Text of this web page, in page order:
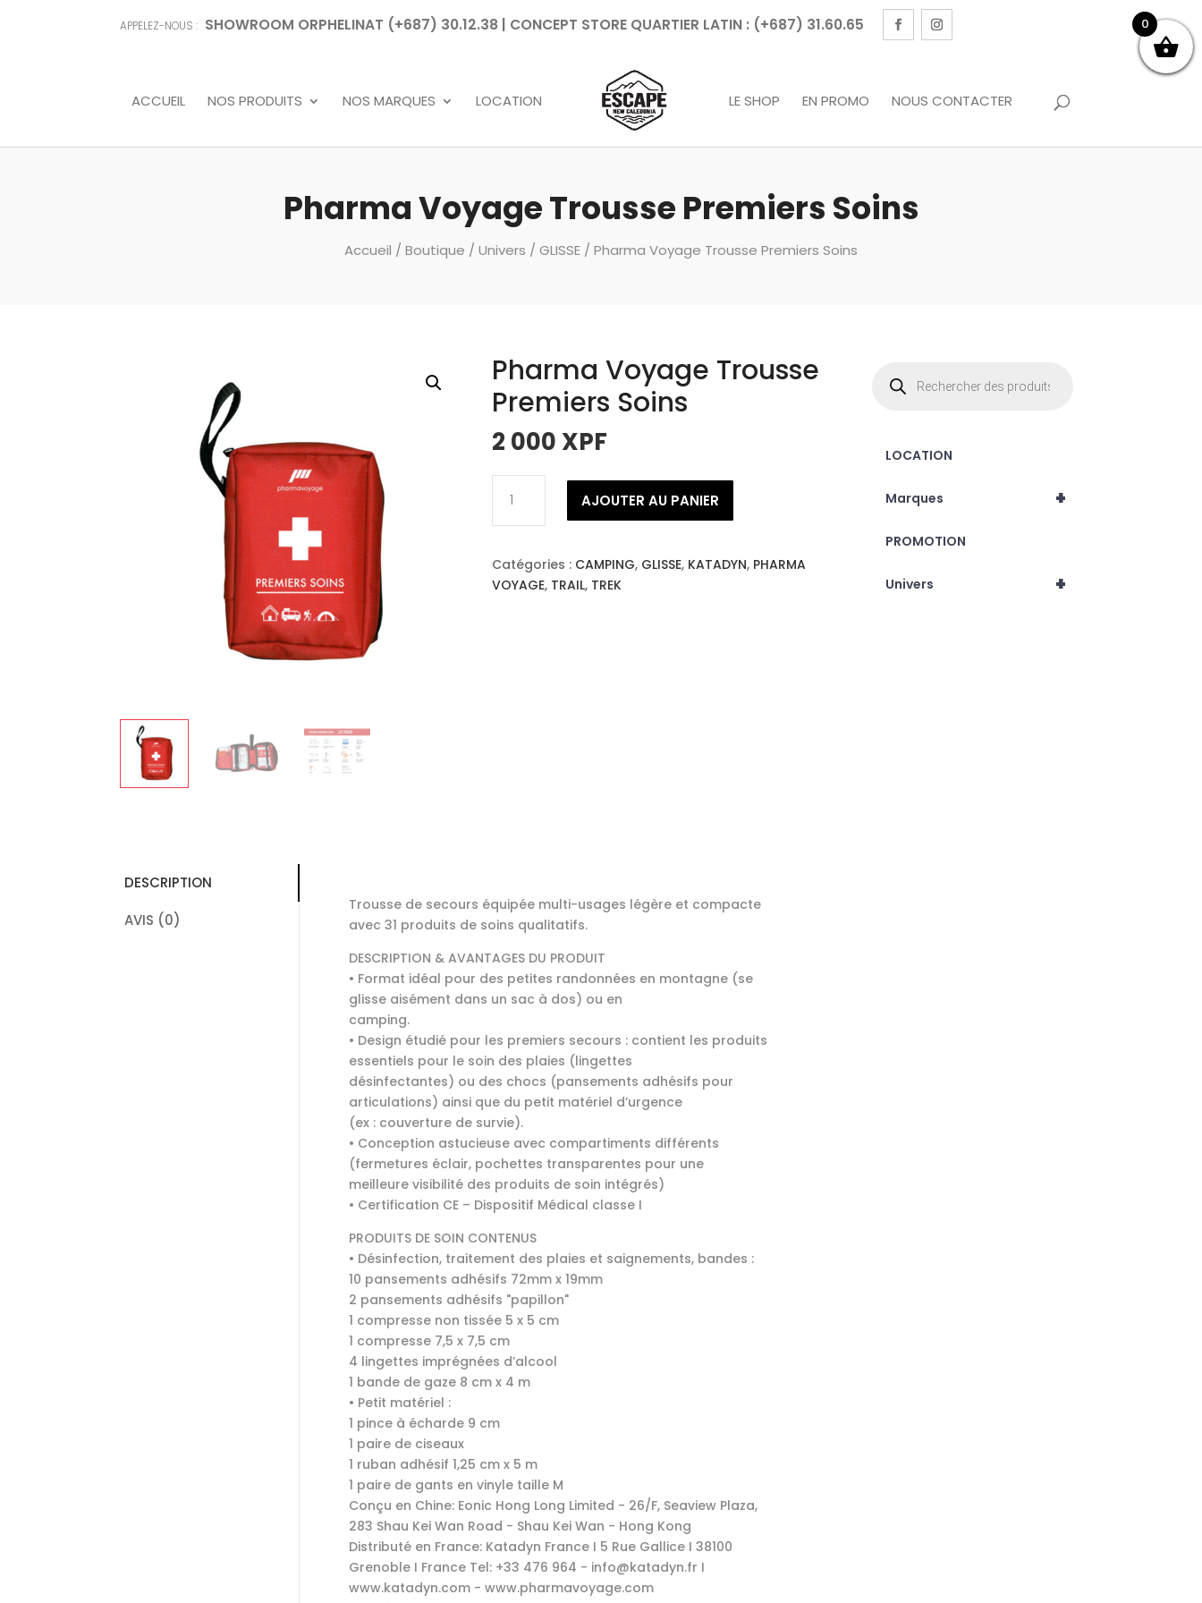
APPELEZ-NOUS : SHOWROOM ORPHELINAT (+687) 30.12.38 | CONCEPT STORE QUARTIER LATIN : (+687) 31.60.65
ACCUEIL NOS PRODUITS NOS MARQUES LOCATION LE SHOP EN PROMO NOUS CONTACTER
Pharma Voyage Trousse Premiers Soins
Accueil / Boutique / Univers / GLISSE / Pharma Voyage Trousse Premiers Soins
Pharma Voyage Trousse
Premiers Soins
2 000 XPF
Pharma
Trousse
Premiers
AJOUTER AU PANIER
Catégories : CAMPING, GLISSE, KATADYN, PHARMA
VOYAGE, TRAIL, TREK
DESCRIPTION
AVIS (0)
Trousse de secours équipée multi-usages légère et compacte
avec 31 produits de soins qualitatifs.
DESCRIPTION & AVANTAGES DU PRODUIT
• Format idéal pour des petites randonnées en montagne (se
glisse aisément dans un sac à dos) ou en
camping.
• Design étudié pour les premiers secours : contient les produits
essentiels pour le soin des plaies (lingettes
désinfectantes) ou des chocs (pansements adhésifs pour
articulations) ainsi que du petit matériel d’urgence
(ex : couverture de survie).
• Conception astucieuse avec compartiments différents
(fermetures éclair, pochettes transparentes pour une
meilleure visibilité des produits de soin intégrés)
• Certification CE – Dispositif Médical classe I
PRODUITS DE SOIN CONTENUS
• Désinfection, traitement des plaies et saignements, bandes :
10 pansements adhésifs 72mm x 19mm
2 pansements adhésifs "papillon"
1 compresse non tissée 5 x 5 cm
1 compresse 7,5 x 7,5 cm
4 lingettes imprégnées d’alcool
1 bande de gaze 8 cm x 4 m
• Petit matériel :
1 pince à écharde 9 cm
1 paire de ciseaux
1 ruban adhésif 1,25 cm x 5 m
1 paire de gants en vinyle taille M
Conçu en Chine: Eonic Hong Long Limited - 26/F, Seaview Plaza,
283 Shau Kei Wan Road - Shau Kei Wan - Hong Kong
Distributé en France: Katadyn France I 5 Rue Gallice I 38100
Grenoble I France Tel: +33 476 964 - info@katadyn.fr I
www.katadyn.com - www.pharmavoyage.com
produits
LOCATION
+
Marques
PROMOTION
+
Univers
0